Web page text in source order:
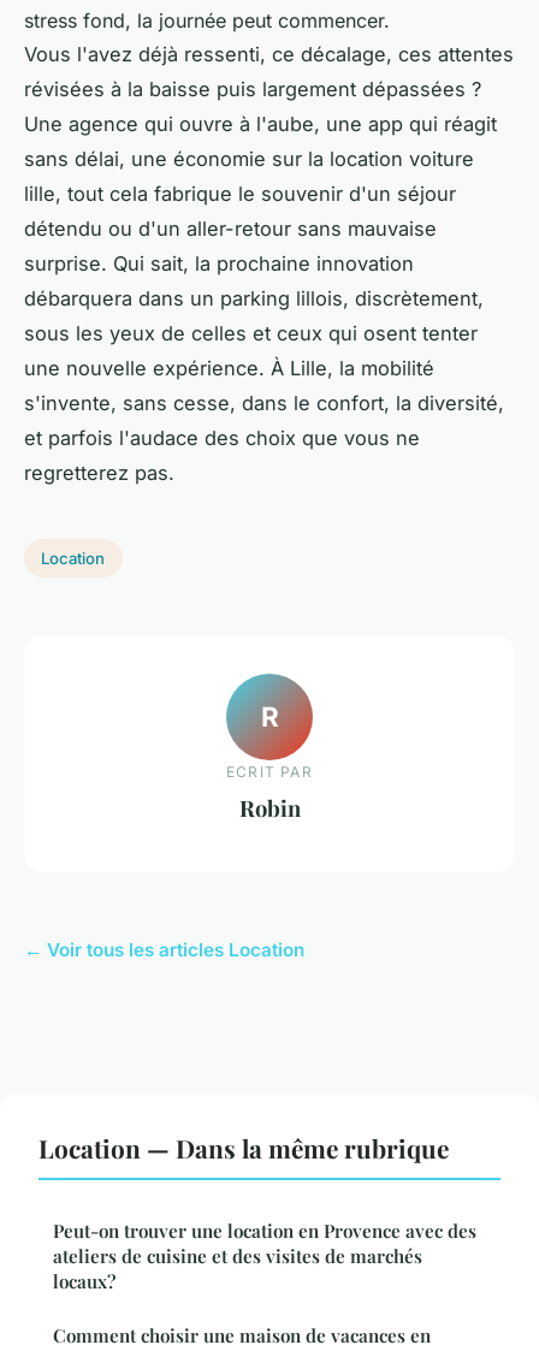
stress fond, la journée peut commencer.
Vous l'avez déjà ressenti, ce décalage, ces attentes
révisées à la baisse puis largement dépassées ?
Une agence qui ouvre à l'aube, une app qui réagit
sans délai, une économie sur la location voiture
lille, tout cela fabrique le souvenir d'un séjour
détendu ou d'un aller-retour sans mauvaise
surprise. Qui sait, la prochaine innovation
débarquera dans un parking lillois, discrètement,
sous les yeux de celles et ceux qui osent tenter
une nouvelle expérience. À Lille, la mobilité
s'invente, sans cesse, dans le confort, la diversité,
et parfois l'audace des choix que vous ne
regretterez pas.
Location
R
ECRIT PAR
Robin
← Voir tous les articles Location
Location — Dans la même rubrique
Peut-on trouver une location en Provence avec des
ateliers de cuisine et des visites de marchés
locaux?
Comment choisir une maison de vacances en